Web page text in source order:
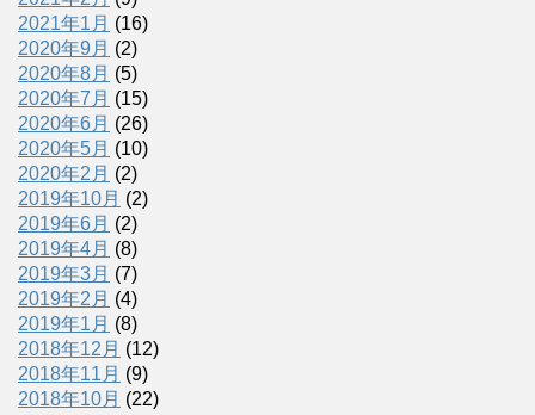
2021年1月 (16)
2020年9月 (2)
2020年8月 (5)
2020年7月 (15)
2020年6月 (26)
2020年5月 (10)
2020年2月 (2)
2019年10月 (2)
2019年6月 (2)
2019年4月 (8)
2019年3月 (7)
2019年2月 (4)
2019年1月 (8)
2018年12月 (12)
2018年11月 (9)
2018年10月 (22)